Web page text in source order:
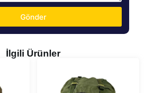
Gönder
İlgili Ürünler